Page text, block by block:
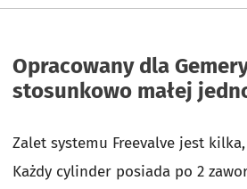
Opracowany dla
stosunkowo małej
Zalet systemu Freevalve jest
Każdy cylinder posiada po 2